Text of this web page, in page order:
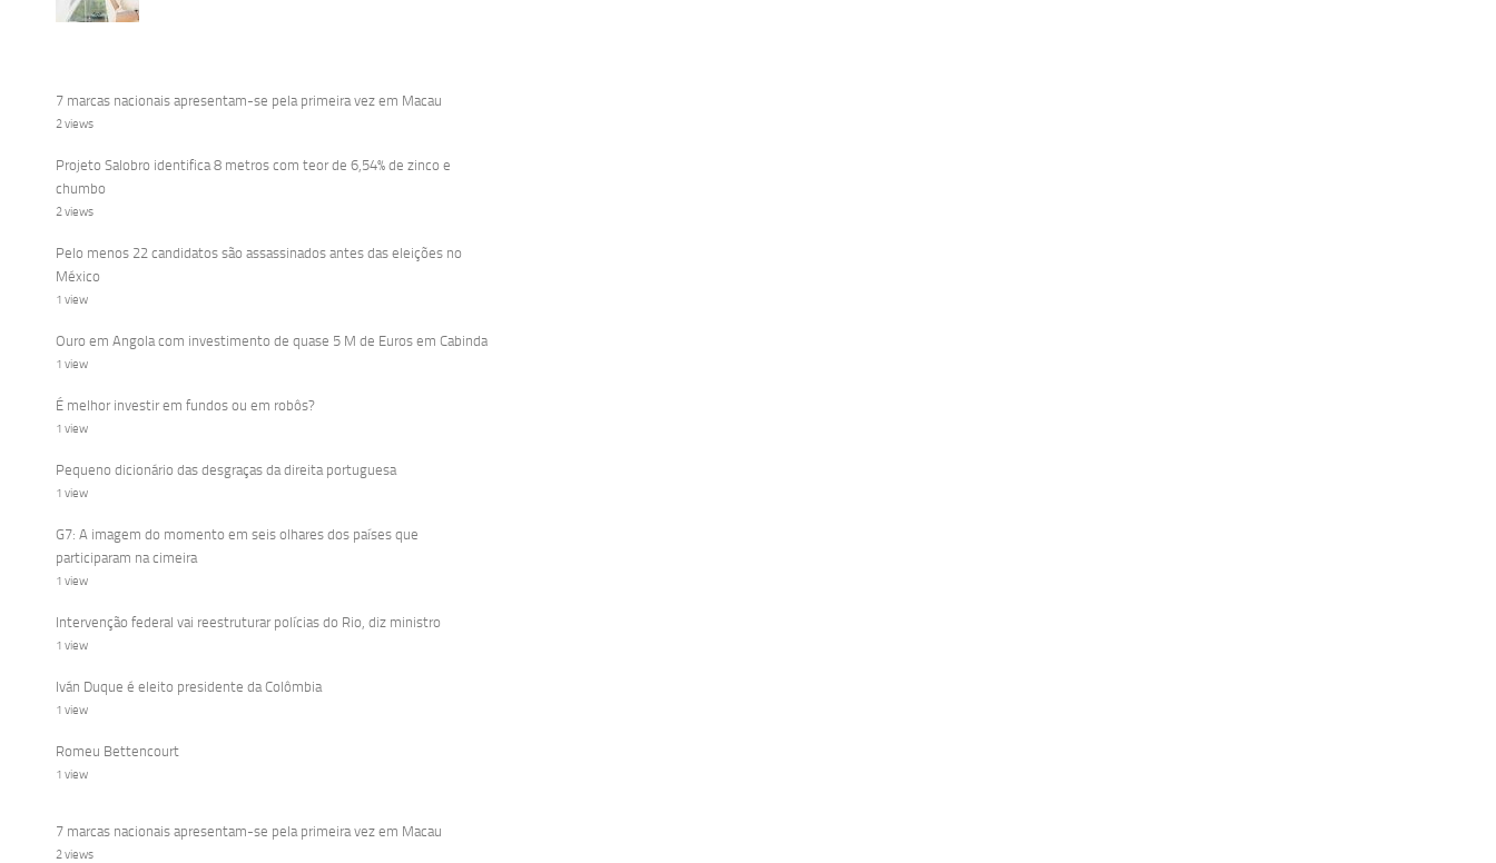
7 marcas nacionais apresentam-se pela primeira vez em Macau
2 views
Projeto Salobro identifica 8 metros com teor de 6,54% de zinco e
chumbo
2 views
Pelo menos 22 candidatos são assassinados antes das eleições no
México
1 view
Ouro em Angola com investimento de quase 5 M de Euros em Cabinda
1 view
É melhor investir em fundos ou em robôs?
1 view
Pequeno dicionário das desgraças da direita portuguesa
1 view
G7: A imagem do momento em seis olhares dos países que
participaram na cimeira
1 view
Intervenção federal vai reestruturar polícias do Rio, diz ministro
1 view
Iván Duque é eleito presidente da Colômbia
1 view
Romeu Bettencourt
1 view
7 marcas nacionais apresentam-se pela primeira vez em Macau
2 views